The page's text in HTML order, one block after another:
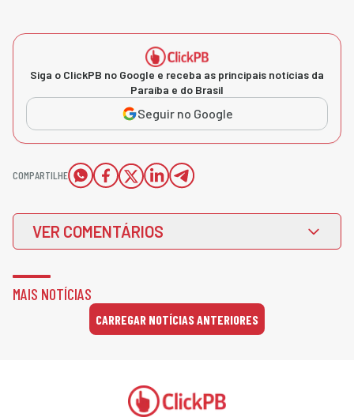
Siga o ClickPB no Google e receba as principais notícias da
Paraíba e do Brasil
Seguir no Google
COMPARTILHE
VER COMENTÁRIOS
MAIS NOTÍCIAS
CARREGAR NOTÍCIAS ANTERIORES